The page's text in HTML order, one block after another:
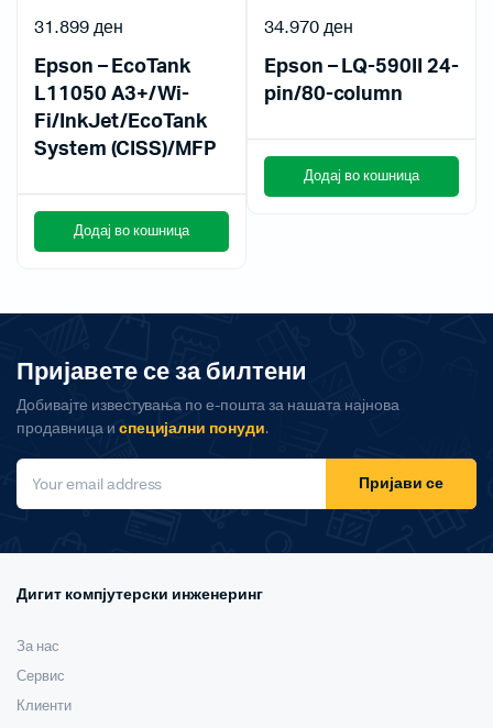
Epson – EcoTank
L11050 A3+/Wi-
Fi/InkJet/EcoTank
System (CISS)/MFP
31.899ден
Додај во кошница
Epson – LQ-590II 24-
pin/80-column
34.970ден
Додај во кошница
Пријавете се за билтени
Добивајте известувања по е-пошта за нашата најнова
продавница и специјални понуди.
Пријави се
Дигит компјутерски инженеринг
За нас
Сервис
Клиенти